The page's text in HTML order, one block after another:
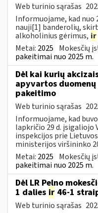
Web turinio sąrašas
Informuojame, kad nuo
nauji[1] banderolių,
alkoholinius gėrimus, ir
Metai: 2025 Mokesčių
pakeitimai nuo 2025 m.
Dėl kai kurių
apyvartos
pakeitimo
Web turinio sąrašas
Informuojame, kad
lapkričio 29 d. įsigaliojo
inspekcijos prie
ministerijos viršininko
Metai: 2025 Mokesčių
pakeitimai nuo 2025 m.
Dėl LR Pelno
1 dalies ir 46-1
Web turinio sąrašas